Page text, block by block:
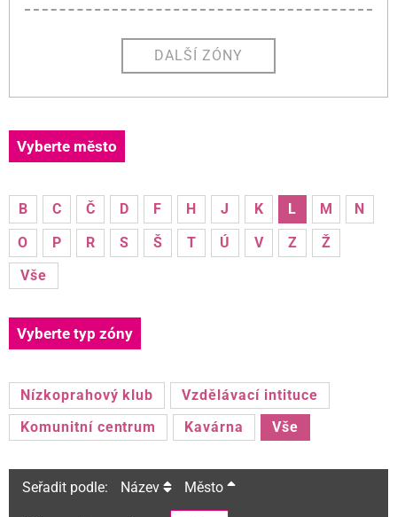
DALŠÍ ZÓNY
Vyberte město
B C Č D F H J K L M
N
O
P R S Š T Ú V Z
Ž
Vše
Vyberte typ zóny
Nízkoprahový klub
Vzdělávací intituce
Komunitní centrum
Kavárna Vše
Seřadit podle: Název Město